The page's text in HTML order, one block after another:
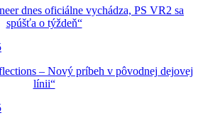
dnes oficiálne vychádza, PS VR2 sa
spúšťa o týždeň“
– Nový príbeh v pôvodnej dejovej
línii“